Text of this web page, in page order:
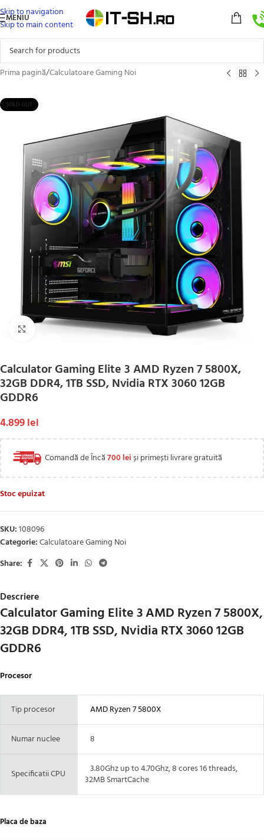
Skip to navigation
Skip to main content
MENIU
Prima pagină/Calculatoare Gaming Noi
SOLD OUT
Click to enlarge
Calculator Gaming Elite 3 AMD Ryzen 7 5800X,
32GB DDR4, 1TB SSD, Nvidia RTX 3060 12GB
GDDR6
4.899lei
Comandă de Încă700 leiși primești livrare gratuită
Stoc epuizat
SKU:108096
Categorie:Calculatoare Gaming Noi
Share:
Descriere
Calculator Gaming Elite 3 AMD Ryzen 7 5800X,
32GB DDR4, 1TB SSD, Nvidia RTX 3060 12GB
GDDR6
Procesor
Tip procesor AMD Ryzen 7 5800X
Numar nuclee 8
Specificatii CPU
3.80Ghz up to 4.70Ghz, 8 cores 16 threads,
32MB SmartCache
Placa de baza